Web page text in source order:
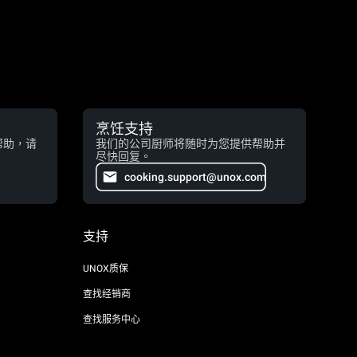
助，请
烹饪支持
我们的公司厨师将随时为您提供帮助并
尽快回复。
cooking.support@unox.com
支持
UNOX质保
查找经销商
查找服务中心